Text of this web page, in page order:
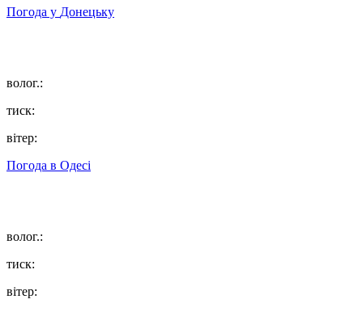
Погода у Донецьку
волог.:
тиск:
вітер:
Погода в Одесі
волог.:
тиск:
вітер: